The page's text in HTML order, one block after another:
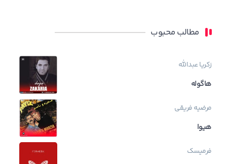
مطالب محبوب
زکریا عبدالله
هاگوله
مرضیه فریقی
هیوا
فرمیسک